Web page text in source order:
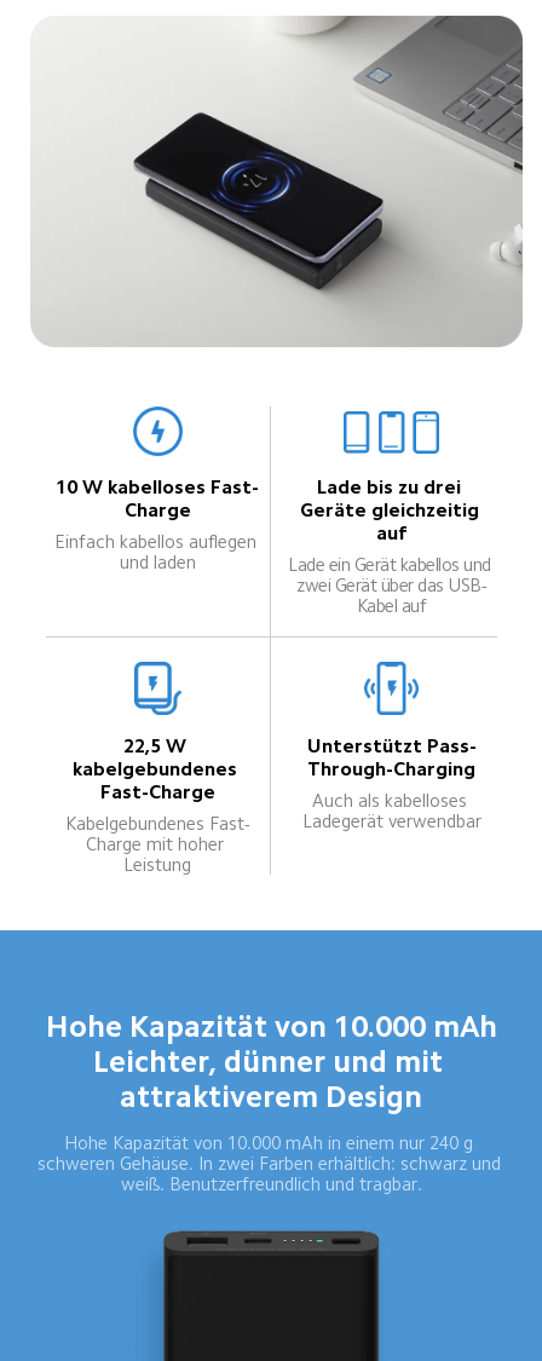
10 W kabelloses Fast-
Charge
Einfach kabellos auflegen
und laden
Lade bis zu drei
Geräte gleichzeitig
auf
Lade ein Gerät kabellos und
zwei Gerät über das USB-
Kabel auf
22,5 W
kabelgebundenes
Fast-Charge
Kabelgebundenes Fast-
Charge mit hoher
Leistung
Unterstützt Pass-
Through-Charging
Auch als kabelloses
Ladegerät verwendbar
Hohe Kapazität von 10.000 mAh
Leichter, dünner und mit
attraktiverem Design
Hohe Kapazität von 10.000 mAh in einem nur 240 g
schweren Gehäuse. In zwei Farben erhältlich: schwarz und
weiß. Benutzerfreundlich und tragbar.